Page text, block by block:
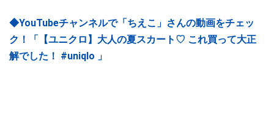
◆YouTubeチャンネルで「ちえこ」さんの動画をチェッ
ク！「【ユニクロ】大人の夏スカート♡ これ買って大正
解でした！ #uniqlo 」